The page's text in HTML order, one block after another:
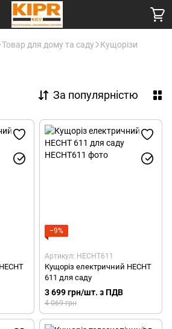
Товар для дому та саду Кущорізи
За популярністю
−9%
Артикул: HECHT611
Кущоріз електричний HECHT
611 для саду
3 699 грн/шт. з ПДВ
4 069 грн